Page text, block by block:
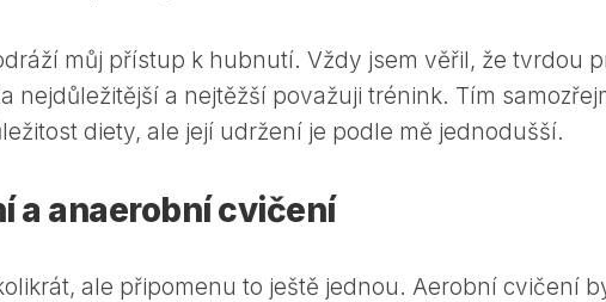
můj přístup k hubnutí. Vždy jsem věřil, že tvrdou
nejdůležitější a nejtěžší považuji trénink. Tím
diety, ale její udržení je podle mě jednodušší.
a anaerobní cvičení
ale připomenu to ještě jednou. Aerobní cvičení